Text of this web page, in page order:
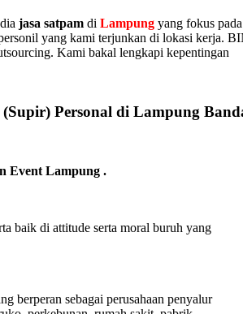
jasa satpam di Lampung yang fokus pada
yang kami terjunkan di lokasi kerja.
Kami bakal lengkapi kepentingan
Personal di Lampung
Event Lampung .
baik di attitude serta moral buruh yang
berperan sebagai perusahaan penyalur